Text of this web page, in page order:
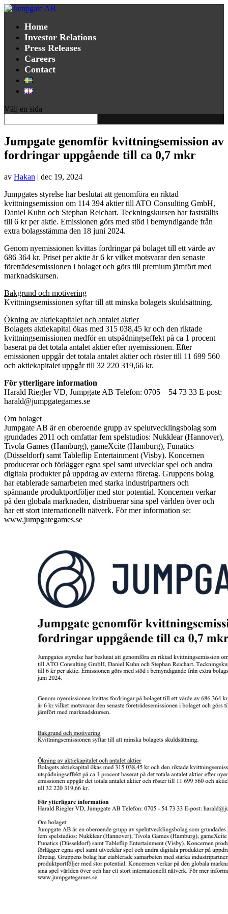
Home
Investor Relations
Press Releases
Careers
Contact
Välj en sida
Jumpgate genomför kvittningsemission av
fordringar uppgående till ca 0,7 mkr
av Hakan | dec 19, 2024
Jumpgates styrelse har beslutat att genomföra en riktad
kvittningsemission om 114 394 aktier till ATO Consulting GmbH,
Daniel Kuhn och Stephan Reichart. Teckningskursen har fastställts
till 6 kr per aktie. Emissionen görs med stöd i bemyndigande från
extra bolagsstämma den 18 juni 2024.
Genom nyemissionen kvittas fordringar på bolaget till ett värde av
686 364 kr. Priset per aktie är 6 kr vilket motsvarar den senaste
företrädesemissionen i bolaget och görs till premium jämfört med
marknadskursen.
Bakgrund och motivering
Kvittningsemissionen syftar till att minska bolagets skuldsättning.
Ökning av aktiekapitalet och antalet aktier
Bolagets aktiekapital ökas med 315 038,45 kr och den riktade
kvittningsemissionen medför en utspädningseffekt på ca 1 procent
baserat på det totala antalet aktier efter nyemissionen. Efter
emissionen uppgår det totala antalet aktier och röster till 11 699 560
och aktiekapitalet uppgår till 32 220 319,66 kr.
För ytterligare information
Harald Riegler VD, Jumpgate AB Telefon: 0705 – 54 73 33 E-post:
harald@jumpgategames.se
Om bolaget
Jumpgate AB är en oberoende grupp av spelutvecklingsbolag som
grundades 2011 och omfattar fem spelstudios: Nukklear (Hannover),
Tivola Games (Hamburg), gameXcite (Hamburg), Funatics
(Düsseldorf) samt Tableflip Entertainment (Visby). Koncernen
producerar och förlägger egna spel samt utvecklar spel och andra
digitala produkter på uppdrag av externa företag. Gruppens bolag
har etablerade samarbeten med starka industripartners och
spännande produktportföljer med stor potential. Koncernen verkar
på den globala marknaden, distribuerar sina spel världen över och
har ett stort internationellt nätverk. För mer information se:
www.jumpgategames.se